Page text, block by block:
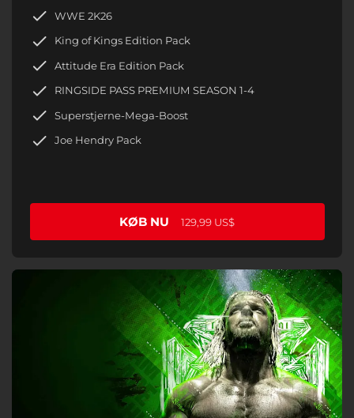
WWE 2K26
King of Kings Edition Pack
Attitude Era Edition Pack
RINGSIDE PASS PREMIUM SEASON 1-4
Superstjerne-Mega-Boost
Joe Hendry Pack
KØB NU 129,99 US$